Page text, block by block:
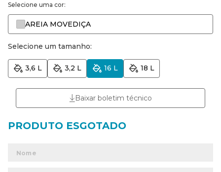
Selecione uma cor:
AREIA MOVEDIÇA
Selecione um tamanho:
3,6 L 3,2 L 16 L 18 L
Baixar boletim técnico